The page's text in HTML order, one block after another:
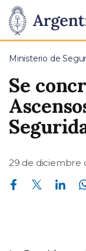
de
la
Nación
Pasar al
Ministerio de
Se
29 de diciembre
Compartir en Facebook Compartir en Twitter Compartir en Linkedin Compartir en Whatsapp